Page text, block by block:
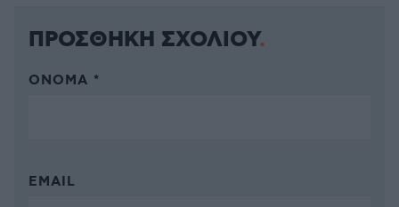
ΠΡΟΣΘΗΚΗ ΣΧΟΛΙΟΥ
ΌΝΟΜΑ *
EMAIL